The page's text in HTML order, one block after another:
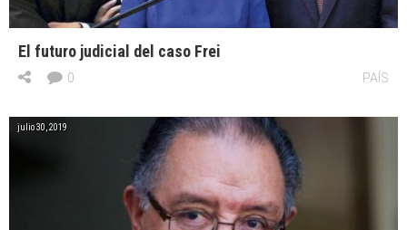
El futuro judicial del caso Frei
PAÍS
0
julio 30, 2019